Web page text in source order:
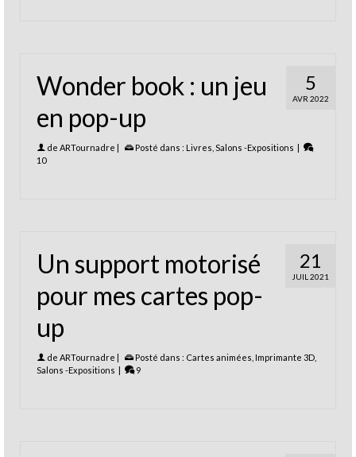
5
AVR 2022
Wonder book : un jeu
en pop-up
de ARTournadre | Posté dans : Livres Salons -Expositions |
10
21
JUIL 2021
Un support motorisé
pour mes cartes pop-
up
de ARTournadre | Posté dans : Cartes animées Imprimante 3D
Salons -Expositions | 9